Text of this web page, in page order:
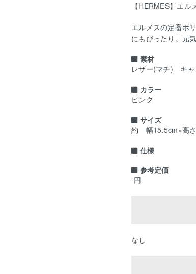
【HERMES】エ
エルメスの定番ボ
にもぴったり。元
素材
レザー(マチ) キャ
カラー
ピンク
サイズ
約 幅15.5cm×高
仕様
参考定価
-円
なし